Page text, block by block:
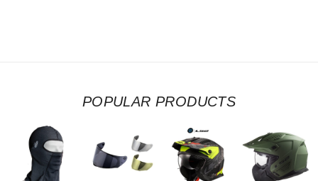
POPULAR PRODUCTS